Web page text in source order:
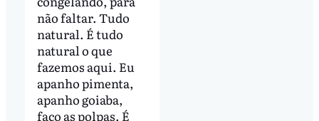
não faltar. Tudo
natural. É tudo
natural o que
fazemos aqui. Eu
apanho pimenta,
apanho goiaba,
faço as polpas. É